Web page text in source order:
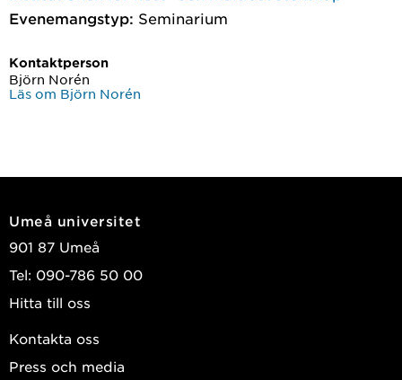
Evenemangstyp: Seminarium
Kontaktperson
Björn Norén
Läs om Björn Norén
Umeå universitet
901 87 Umeå
Tel: 090-786 50 00
Hitta till oss
Kontakta oss
Press och media